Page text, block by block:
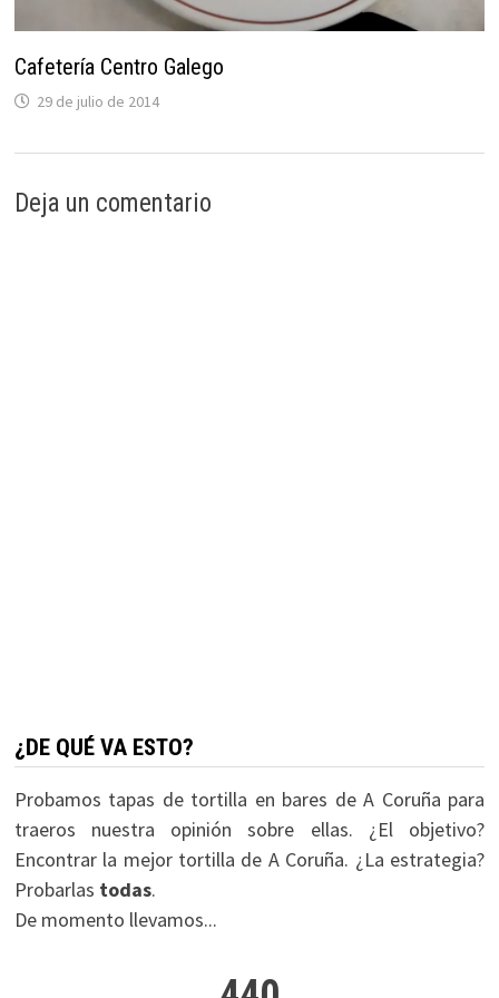
Cafetería Centro Galego
29 de julio de 2014
Deja un comentario
¿DE QUÉ VA ESTO?
Probamos tapas de tortilla en bares de A Coruña para
traeros nuestra opinión sobre ellas. ¿El objetivo?
Encontrar la mejor tortilla de A Coruña. ¿La estrategia?
Probarlas todas.
De momento llevamos...